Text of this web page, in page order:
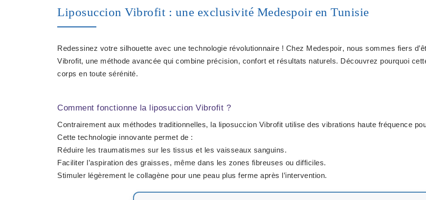
Liposuccion Vibrofit : une exclusivité Medespoir en Tunisie
Redessinez votre silhouette avec une technologie révolutionnaire ! Chez Medespoir, nous sommes fiers
Vibrofit, une méthode avancée qui combine précision, confort et résultats naturels. Découvrez pourquoi
corps en toute sérénité.
Comment fonctionne la liposuccion Vibrofit ?
Contrairement aux méthodes traditionnelles, la liposuccion Vibrofit utilise des vibrations haute fréquence
Cette technologie innovante permet de :
Réduire les traumatismes sur les tissus et les vaisseaux sanguins.
Faciliter l’aspiration des graisses, même dans les zones fibreuses ou difficiles.
Stimuler légèrement le collagène pour une peau plus ferme après l’intervention.